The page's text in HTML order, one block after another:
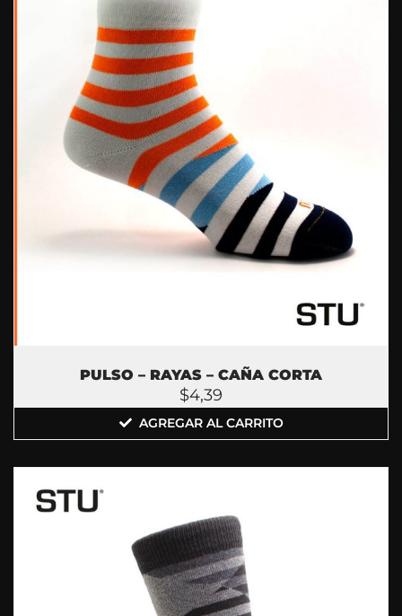
PULSO – RAYAS – CAÑA CORTA
$4,39
AGREGAR AL CARRITO